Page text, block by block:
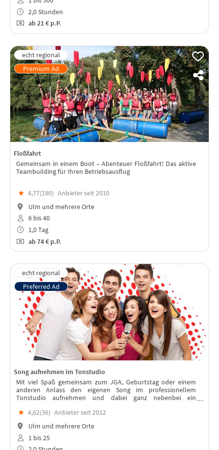
2,0 Stunden
ab21 € p.P.
Floßfahrt
Gemeinsam in einem Boot – Abenteuer Floßfahrt! Das aktive
Teambuilding für Ihren Betriebsausflug
★ 4,77(190) Anbieter seit 2010
Ulm und mehrere Orte
6 bis 40
1,0 Tag
ab74 € p.P.
Song aufnehmen im Tonstudio
Mit viel Spaß gemeinsam zum JGA, Geburtstag oder einem
anderen Anlass den eigenen Song im professionellem
Tonstudio aufnehmen und dabei ganz nebenbei ein
Event an die gemeinsame Zeit erinnert.
★ 4,62(36) Anbieter seit 2012
Ulm und mehrere Orte
1 bis 25